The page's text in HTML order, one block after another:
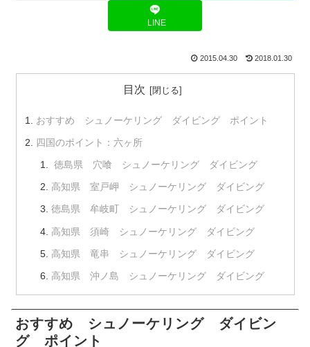
LINE
2015.04.30 2018.01.30
目次
おすすめ シュノーケリング ダイビング ポイント
四国のポイント：六ヶ所
徳島県 穴喰 シュノーケリング ダイビング
高知県 室戸岬 シュノーケリング ダイビング
徳島県 牟岐町 シュノーケリング ダイビング
高知県 須崎 シュノーケリング ダイビング
高知県 竜串 シュノーケリング ダイビング
高知県 沖ノ島 シュノーケリング ダイビング
おすすめ シュノーケリング ダイビン
グ ポイント